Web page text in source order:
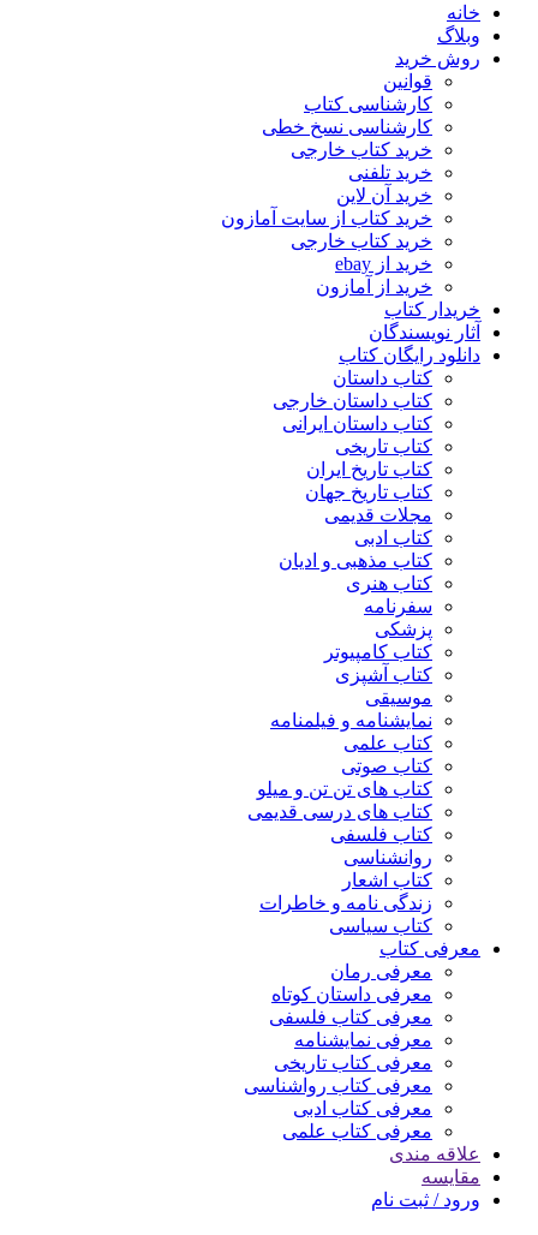
خانه
وبلاگ
روش خرید
قوانین
کارشناسی کتاب
کارشناسی نسخ خطی
خرید کتاب خارجی
خرید تلفنی
خرید آن لاین
خرید کتاب از سایت آمازون
خرید کتاب خارجی
خرید از ebay
خرید از آمازون
خریدار کتاب
آثار نویسندگان
دانلود رایگان کتاب
کتاب داستان
کتاب داستان خارجی
کتاب داستان ایرانی
کتاب تاریخی
کتاب تاریخ ایران
کتاب تاریخ جهان
مجلات قدیمی
کتاب ادبی
کتاب مذهبی و ادیان
کتاب هنری
سفرنامه
پزشکی
کتاب کامپیوتر
کتاب آشپزی
موسیقی
نمایشنامه و فیلمنامه
کتاب علمی
کتاب صوتی
کتاب های تن تن و میلو
کتاب های درسی قدیمی
کتاب فلسفی
روانشناسی
کتاب اشعار
زندگی نامه و خاطرات
کتاب سیاسی
معرفی کتاب
معرفی رمان
معرفی داستان کوتاه
معرفی کتاب فلسفی
معرفی نمایشنامه
معرفی کتاب تاریخی
معرفی کتاب رواشناسی
معرفی کتاب ادبی
معرفی کتاب علمی
علاقه مندی
مقایسه
ورود / ثبت نام